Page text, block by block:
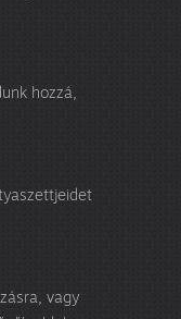
hozzá,
vagy